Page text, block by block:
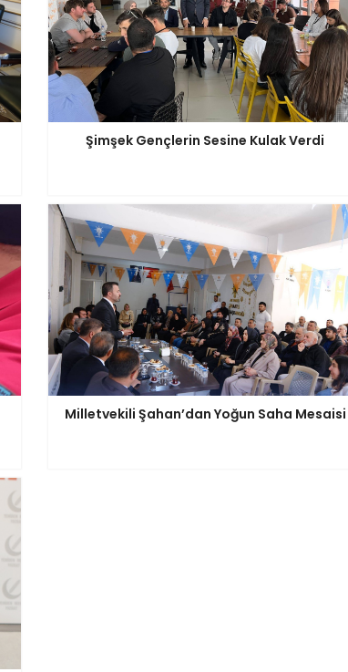
Şimşek Gençlerin Sesine Kulak Verdi
Milletvekili Şahan’dan Yoğun Saha Mesaisi